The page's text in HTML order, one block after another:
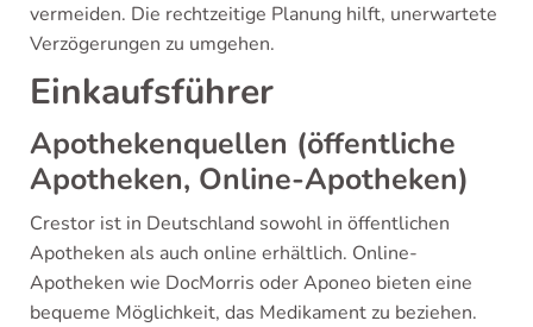
vermeiden. Die rechtzeitige Planung hilft, unerwartete
Verzögerungen zu umgehen.
Einkaufsführer
Apothekenquellen (öffentliche
Apotheken, Online-Apotheken)
Crestor ist in Deutschland sowohl in öffentlichen
Apotheken als auch online erhältlich. Online-
Apotheken wie DocMorris oder Aponeo bieten eine
bequeme Möglichkeit, das Medikament zu beziehen.